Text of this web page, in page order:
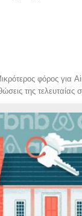
φόρος για
της τελευταίας